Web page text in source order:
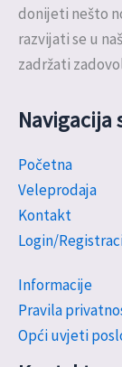
donijeti nešto
razvijati se u
zadržati
Navigacija
Početna
Veleprodaja
Kontakt
Login/
Informacije
Pravila
Opći uvjeti